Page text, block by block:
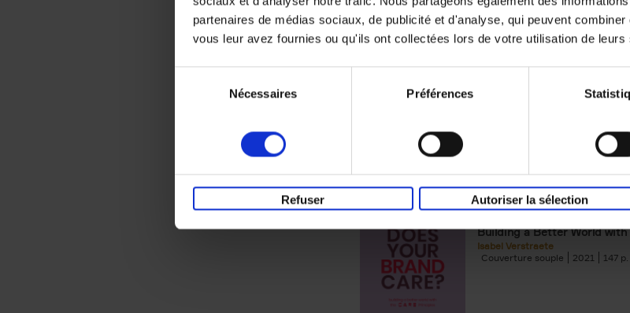
partenaires de médias sociaux, de publicité et d'analyse, qui peuvent
vous leur avez fournies ou qu'ils ont collectées lors de votre utilisation de leurs
Nécessaires Préférences
Refuser Autoriser la sélection
Digital marketing
completely revised
Does Your Brand
Building a Better World with
Isabel Verstraete
Couverture souple
2021 147